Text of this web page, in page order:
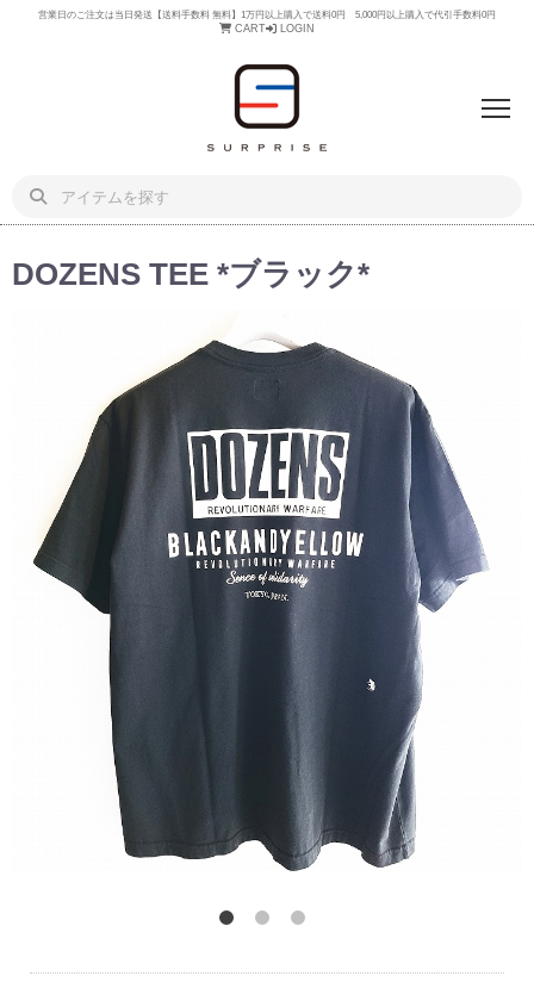
営業日のご注文は当日発送【送料手数料 無料】1万円以上購入で送料0円 5,000円以上購入で代引手数料0円
CART LOGIN
DOZENS TEE *ブラック*